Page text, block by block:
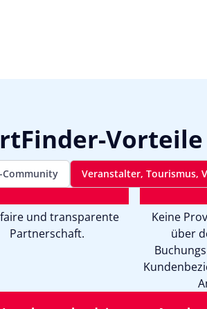
Community Veranstalter, Tourismus,
und transparente
Partnerschaft.
Keine
über